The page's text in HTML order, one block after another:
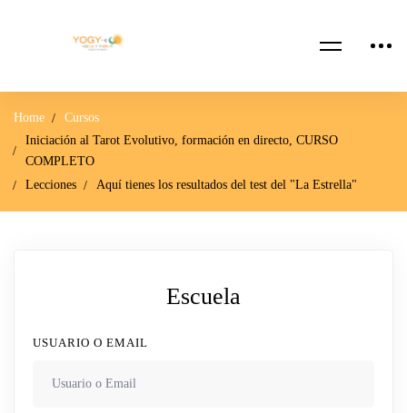
Home
Cursos
Iniciación al Tarot Evolutivo, formación en directo, CURSO
COMPLETO
Lecciones
Aquí tienes los resultados del test del "La Estrella"
Escuela
USUARIO O EMAIL